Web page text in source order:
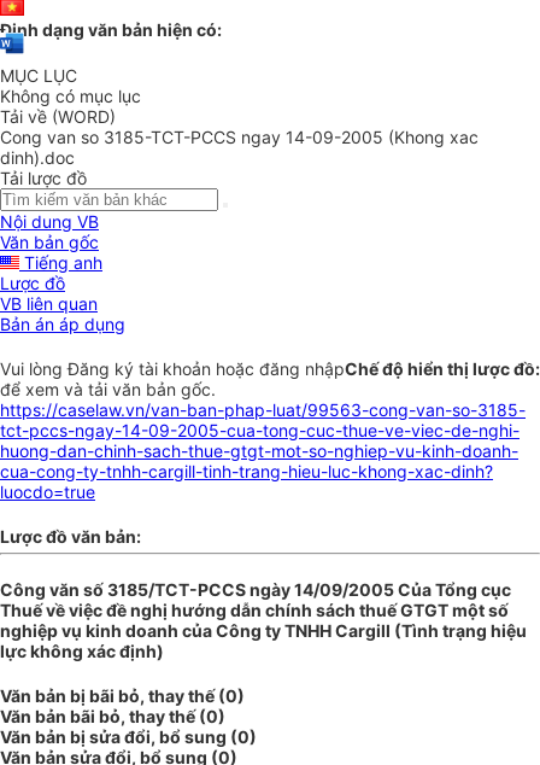
Định dạng văn bản hiện có:
MỤC LỤC
Không có mục lục
Tải về (WORD)
Cong van so 3185-TCT-PCCS ngay 14-09-2005 (Khong xac
dinh).doc
Tải lược đồ
Nội dung VB
Văn bản gốc
Tiếng anh
Lược đồ
VB liên quan
Bản án áp dụng
Chế độ hiển thị lược đồ:
Vui lòngĐăng ký tài khoản hoặc đăng nhập
để xem và tải văn bản gốc.
https://caselaw.vn/van-ban-phap-luat/99563-cong-van-so-3185-
tct-pccs-ngay-14-09-2005-cua-tong-cuc-thue-ve-viec-de-nghi-
huong-dan-chinh-sach-thue-gtgt-mot-so-nghiep-vu-kinh-doanh-
cua-cong-ty-tnhh-cargill-tinh-trang-hieu-luc-khong-xac-dinh?
luocdo=true
Lược đồ văn bản:
Công văn số 3185/TCT-PCCS ngày 14/09/2005 Của Tổng cục
Thuế về việc đề nghị hướng dẫn chính sách thuế GTGT một số
nghiệp vụ kinh doanh của Công ty TNHH Cargill (Tình trạng hiệu
lực không xác định)
Văn bản bị bãi bỏ, thay thế (0)
Văn bản bãi bỏ, thay thế (0)
Văn bản bị sửa đổi, bổ sung (0)
Văn bản sửa đổi, bổ sung (0)